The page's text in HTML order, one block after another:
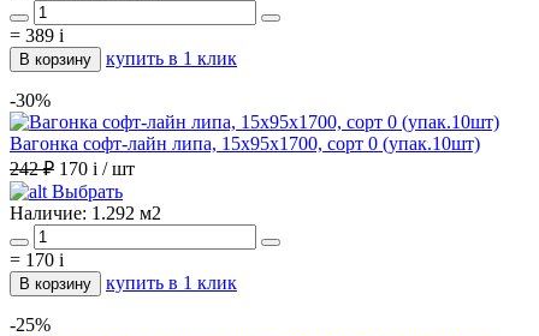
= 389 i
В корзину купить в 1 клик
-30%
Вагонка софт-лайн липа, 15х95х1700, сорт 0 (упак.10шт)
242 ₽ 170 i / шт
Выбрать
Наличие: 1.292 м2
= 170 i
В корзину купить в 1 клик
-25%